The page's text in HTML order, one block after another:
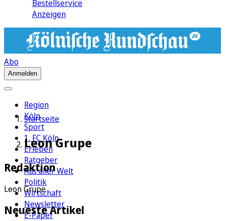
Bestellservice
Anzeigen
Abo
Anmelden
Region
Köln
Sport
1. FC Köln
Erleben
Ratgeber
Aus aller Welt
Politik
Wirtschaft
Newsletter
E-Paper
Startseite
Leon Grupe
Redaktion
Leon Grupe
Neueste Artikel